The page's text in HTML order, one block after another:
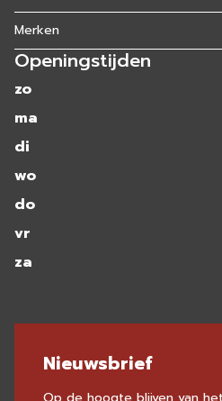
Merken
Openingstijden
zo
ma
di
wo
do
vr
za
Nieuwsbrief